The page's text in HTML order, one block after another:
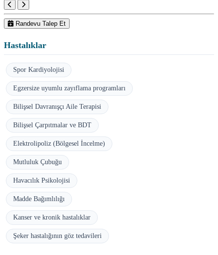
Randevu Talep Et
Hastalıklar
Spor Kardiyolojisi
Egzersize uyumlu zayıflama programları
Bilişsel Davranışçı Aile Terapisi
Bilişsel Çarpıtmalar ve BDT
Elektrolipoliz (Bölgesel İncelme)
Mutluluk Çubuğu
Havacılık Psikolojisi
Madde Bağımlılığı
Kanser ve kronik hastalıklar
Şeker hastalığının göz tedavileri